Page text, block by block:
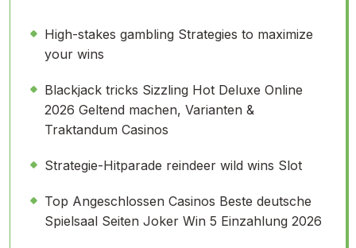
High-stakes gambling Strategies to maximize
your wins
Blackjack tricks Sizzling Hot Deluxe Online
2026 Geltend machen, Varianten &
Traktandum Casinos
Strategie-Hitparade reindeer wild wins Slot
Top Angeschlossen Casinos Beste deutsche
Spielsaal Seiten Joker Win 5 Einzahlung 2026